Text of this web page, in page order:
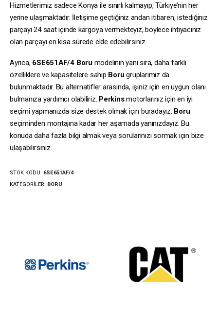
Hizmetlerimiz sadece Konya ile sınırlı kalmayıp, Türkiye’nin her
yerine ulaşmaktadır. İletişime geçtiğiniz andan itibaren, istediğiniz
parçayı 24 saat içinde kargoya vermekteyiz, böylece ihtiyacınız
olan parçayı en kısa sürede elde edebilirsiniz.
Ayrıca, 6SE651AF/4 Boru modelinin yanı sıra, daha farklı
özelliklere ve kapasitelere sahip Boru gruplarımız da
bulunmaktadır. Bu alternatifler arasında, işiniz için en uygun olanı
bulmanıza yardımcı olabiliriz. Perkinsmotorlarınız için en iyi
seçimi yapmanızda size destek olmak için buradayız. Boru
seçiminden montajına kadar her aşamada yanınızdayız. Bu
konuda daha fazla bilgi almak veya sorularınızı sormak için bize
ulaşabilirsiniz.
STOK KODU: 6SE651AF/4
KATEGORILER: BORU